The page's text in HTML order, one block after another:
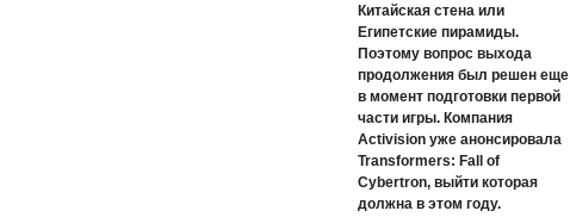
Китайская стена или
Египетские пирамиды.
Поэтому вопрос выхода
продолжения был решен еще
в момент подготовки первой
части игры. Компания
Activision уже анонсировала
Transformers: Fall of
Cybertron, выйти которая
должна в этом году.